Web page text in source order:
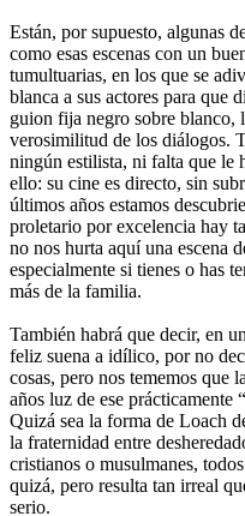
Están, por supuesto, algunas
como esas escenas con un
tumultuarias, en los que se
blanca a sus actores para que
guion fija negro sobre blanco,
verosimilitud de los diálogos.
ningún estilista, ni falta que le
ello: su cine es directo, sin
últimos años estamos
proletario por excelencia hay
no nos hurta aquí una escena
especialmente si tienes o has
más de la familia.
También habrá que decir, en
feliz suena a idílico, por no
cosas, pero nos tememos que
años luz de ese prácticamente
Quizá sea la forma de Loach
la fraternidad entre
cristianos o musulmanes,
quizá, pero resulta tan irreal
serio.